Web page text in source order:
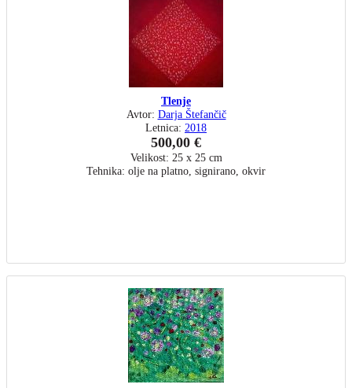
Tlenje
Avtor: Darja Štefančič
Letnica: 2018
500,00 €
Velikost: 25 x 25 cm
Tehnika: olje na platno, signirano, okvir